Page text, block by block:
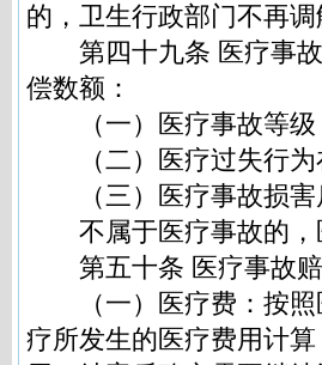
的，卫生行政部门不再调
第四十九条 医疗事故
偿数额：
（一）医疗事故等级
（二）医疗过失行为
（三）医疗事故损害
不属于医疗事故的，
第五十条 医疗事故赔
（一）医疗费：按照
疗所发生的医疗费用计